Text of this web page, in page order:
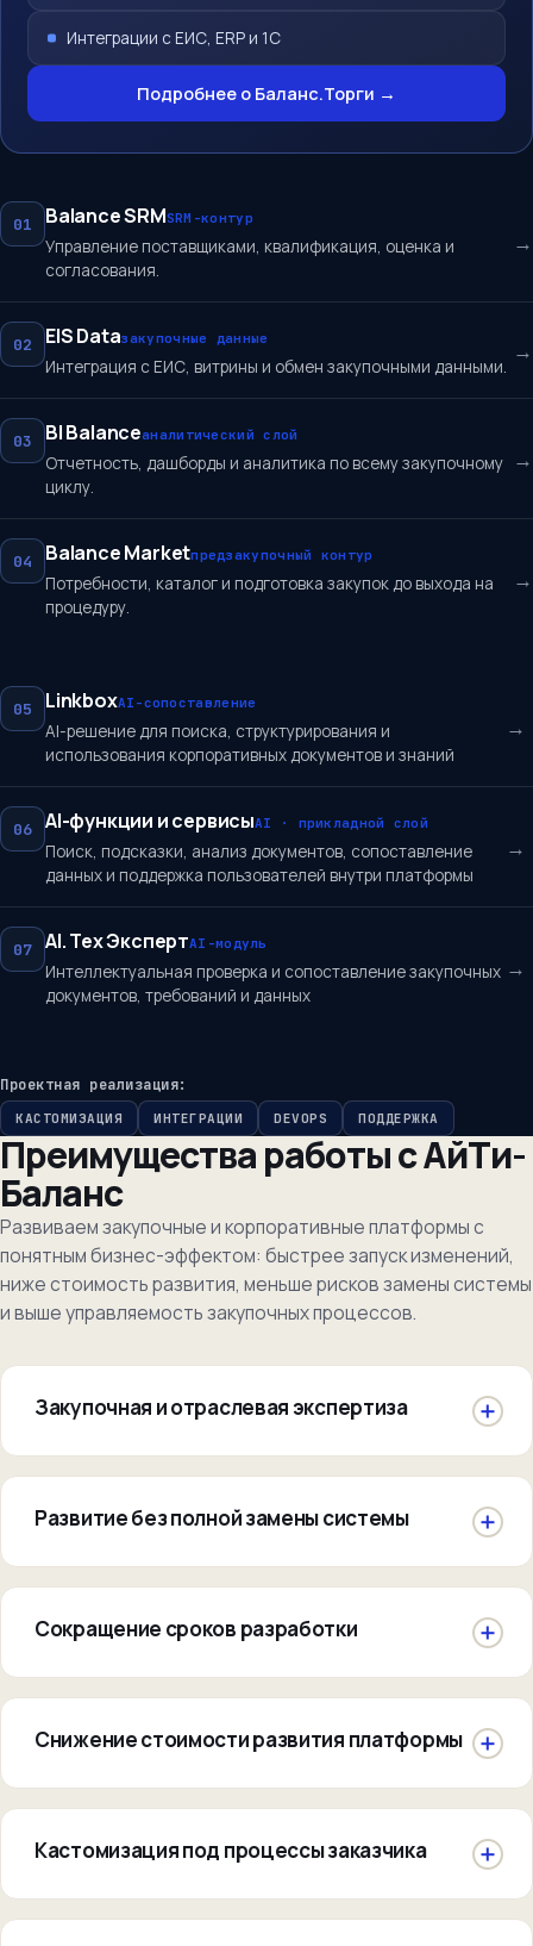
01 Balance SRMSRM-контур
Управление поставщиками, квалификация, оценка и
согласования.
→
02 EIS Dataзакупочные данные
Интеграция с ЕИС, витрины и обмен закупочными данными.
→
03 BI Balanceаналитический слой
Отчетность, дашборды и аналитика по всему закупочному
циклу.
→
04 Balance Marketпредзакупочный контур
Потребности, каталог и подготовка закупок до выхода на
процедуру.
→
Интеграции с ЕИС, ERP и 1С
Подробнее о Баланс.Торги →
05 LinkboxAI-сопоставление
AI-решение для поиска, структурирования и
использования корпоративных документов и знаний
→
06 AI-функции и сервисыAI · прикладной слой
Поиск, подсказки, анализ документов, сопоставление
данных и поддержка пользователей внутри платформы
→
07 AI. Тех ЭкспертAI-модуль
Интеллектуальная проверка и сопоставление закупочных
документов, требований и данных
→
Проектная реализация:
КАСТОМИЗАЦИЯ ИНТЕГРАЦИИ DEVOPS ПОДДЕРЖКА
Преимущества работы с АйТи-
Баланс
Развиваем закупочные и корпоративные платформы с
понятным бизнес-эффектом: быстрее запуск изменений,
ниже стоимость развития, меньше рисков замены системы
и выше управляемость закупочных процессов.
Закупочная и отраслевая экспертиза
Развитие без полной замены системы
Сокращение сроков разработки
Снижение стоимости развития платформы
Кастомизация под процессы заказчика